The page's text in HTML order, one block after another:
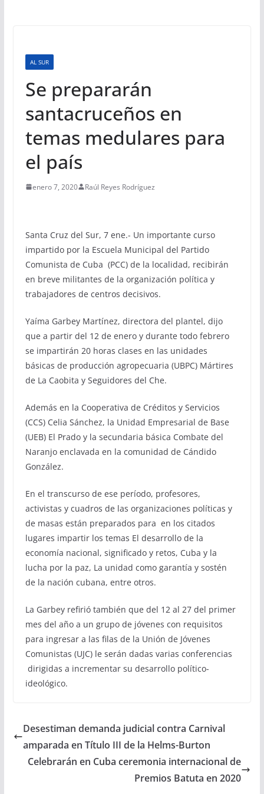
AL SUR
Se prepararán
santacruceños en
temas medulares para
el país
enero 7, 2020 Raúl Reyes Rodríguez
Santa Cruz del Sur, 7 ene.- Un importante curso
impartido por la Escuela Municipal del Partido
Comunista de Cuba (PCC) de la localidad, recibirán
en breve militantes de la organización política y
trabajadores de centros decisivos.
Yaíma Garbey Martínez, directora del plantel, dijo
que a partir del 12 de enero y durante todo febrero
se impartirán 20 horas clases en las unidades
básicas de producción agropecuaria (UBPC) Mártires
de La Caobita y Seguidores del Che.
Además en la Cooperativa de Créditos y Servicios
(CCS) Celia Sánchez, la Unidad Empresarial de Base
(UEB) El Prado y la secundaria básica Combate del
Naranjo enclavada en la comunidad de Cándido
González.
En el transcurso de ese período, profesores,
activistas y cuadros de las organizaciones políticas y
de masas están preparados para en los citados
lugares impartir los temas El desarrollo de la
economía nacional, significado y retos, Cuba y la
lucha por la paz, La unidad como garantía y sostén
de la nación cubana, entre otros.
La Garbey refirió también que del 12 al 27 del primer
mes del año a un grupo de jóvenes con requisitos
para ingresar a las filas de la Unión de Jóvenes
Comunistas (UJC) le serán dadas varias conferencias
dirigidas a incrementar su desarrollo político-
ideológico.
Desestiman demanda judicial contra Carnival
amparada en Título III de la Helms-Burton
Celebrarán en Cuba ceremonia internacional de
Premios Batuta en 2020